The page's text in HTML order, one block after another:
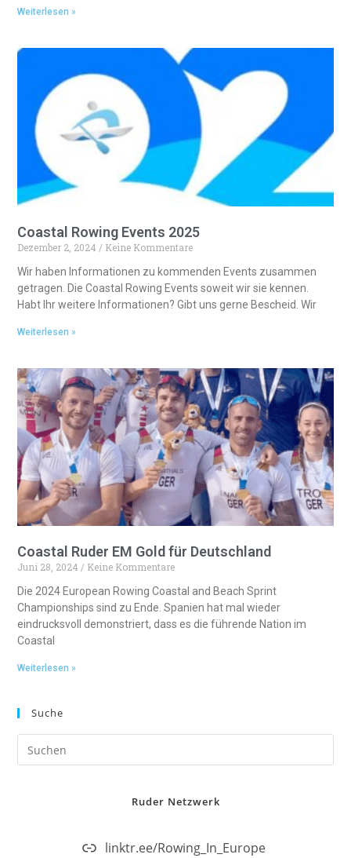
Weiterlesen »
Coastal Rowing Events 2025
Dezember 2, 2024
Keine Kommentare
Wir haben Informationen zu kommenden Events zusammen
getragen. Die Coastal Rowing Events soweit wir sie kennen.
Habt Ihr weitere Informationen? Gibt uns gerne Bescheid. Wir
Weiterlesen »
Coastal Ruder EM Gold für Deutschland
Juni 28, 2024 Keine Kommentare
Die 2024 European Rowing Coastal and Beach Sprint
Championships sind zu Ende. Spanien hat mal wieder
eindrucksvoll demonstriert, dass es die führende Nation im
Coastal
Weiterlesen »
Suche
Ruder Netzwerk
linktr.ee/Rowing_In_Europe